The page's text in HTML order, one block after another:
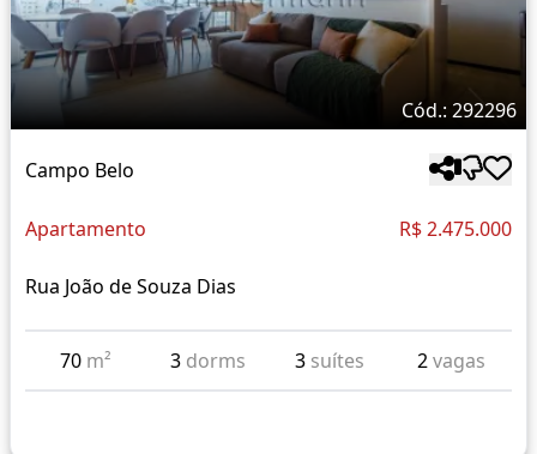
Cód.: 292296
Campo Belo
Apartamento R$ 2.475.000
Rua João de Souza Dias
70 m² 3 dorms 3 suítes 2vagas